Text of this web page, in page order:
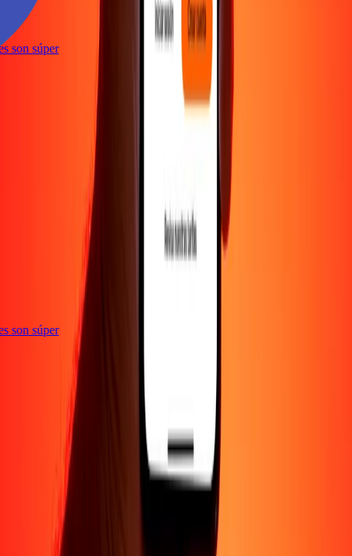
son súper
son súper
Blog PromocionesSeguridad
Transferencia internacional de dineroCorporativo
Conviértete en promotor
Política de privacidad
Términos y
condiciones
Centro de ayuda